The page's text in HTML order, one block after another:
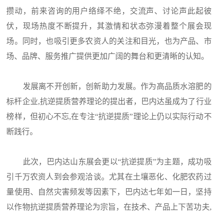
攒动，前来咨询的用户络绎不绝，交流声、讨论声此起彼
伏，现场热度不断提升，其激情和状态弥漫着整个展会现
场。同时，也吸引更多农资人的关注和目光，也为产品、市
场、品牌、服务推广提供更加广阔的舞台和更清晰的认知。
发展离不开创新，创新助力发展。作为高品质水溶肥的
标杆企业,抗逆提质营养理论的提出者，巴内达虽成为了行业
榜样，但初心不忘,在专注“抗逆提质”理论上仍以实际行动不
断践行。
此次，巴内达山东展会更以“抗逆提质”为主题，成功吸
引千万农资人到会参观洽谈。尤其在土壤恶化、化肥农药过
量使用、自然灾害频发等因素下，巴内达七年如一日，坚持
以作物抗逆提质营养理论为宗旨，在技术、产品上下苦功夫,